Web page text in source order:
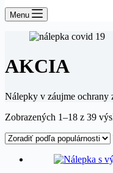
Menu
AKCIA
Nálepky v záujme ochrany
Zobrazených 1–18 z 39